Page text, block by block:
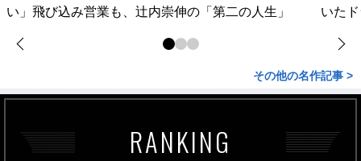
い」飛び込み営業も、辻内崇伸の「第二の人生」
いた
その他の名作記事 >
RANKING